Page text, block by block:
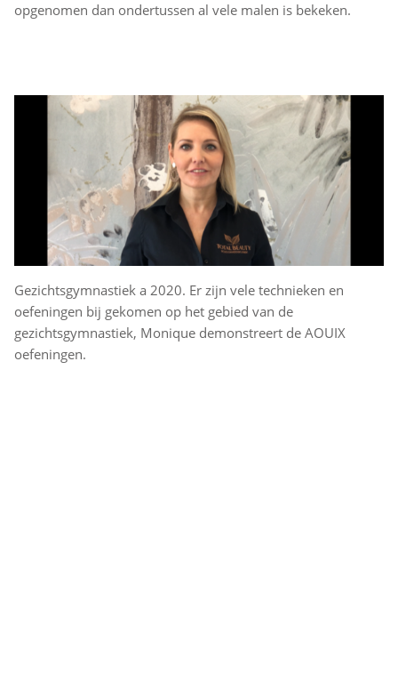
opgenomen dan ondertussen al vele malen is bekeken.
Gezichtsgymnastiek a 2020. Er zijn vele technieken en
oefeningen bij gekomen op het gebied van de
gezichtsgymnastiek, Monique demonstreert de AOUIX
oefeningen.